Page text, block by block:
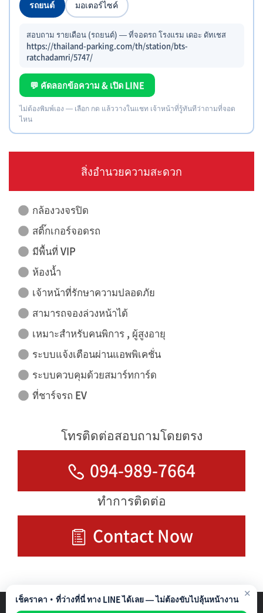
รถยนต์ มอเตอร์ไซค์
สอบถาม รายเดือน (รถยนต์) — ที่จอดรถ โรงแรม เดอะ ดัทเชส
https://thailand-parking.com/th/station/bts-
ratchadamri/5747/
💬 คัดลอกข้อความ & เปิด LINE
ไม่ต้องพิมพ์เอง — เลือก กด แล้ววางในแชท เจ้าหน้าที่รู้ทันทีว่าถามที่จอด
ไหน
สิ่งอำนวยความสะดวก
กล้องวงจรปิด
สติ๊กเกอร์จอดรถ
มีพื้นที่ VIP
ห้องน้ำ
เจ้าหน้าที่รักษาความปลอดภัย
สามารถจองล่วงหน้าได้
เหมาะสำหรับคนพิการ , ผู้สูงอายุ
ระบบแจ้งเตือนผ่านแอพพิเคชั่น
ระบบควบคุมด้วยสมาร์ทการ์ด
ที่ชาร์จรถ EV
โทรติดต่อสอบถามโดยตรง
094-989-7664
ทำการติดต่อ
Contact Now
✕
เช็คราคา・ที่ว่างที่นี่ ทาง LINE ได้เลย — ไม่ต้องขับไปลุ้นหน้างาน
รับบริหารที่จอดรถ Privacy Policy